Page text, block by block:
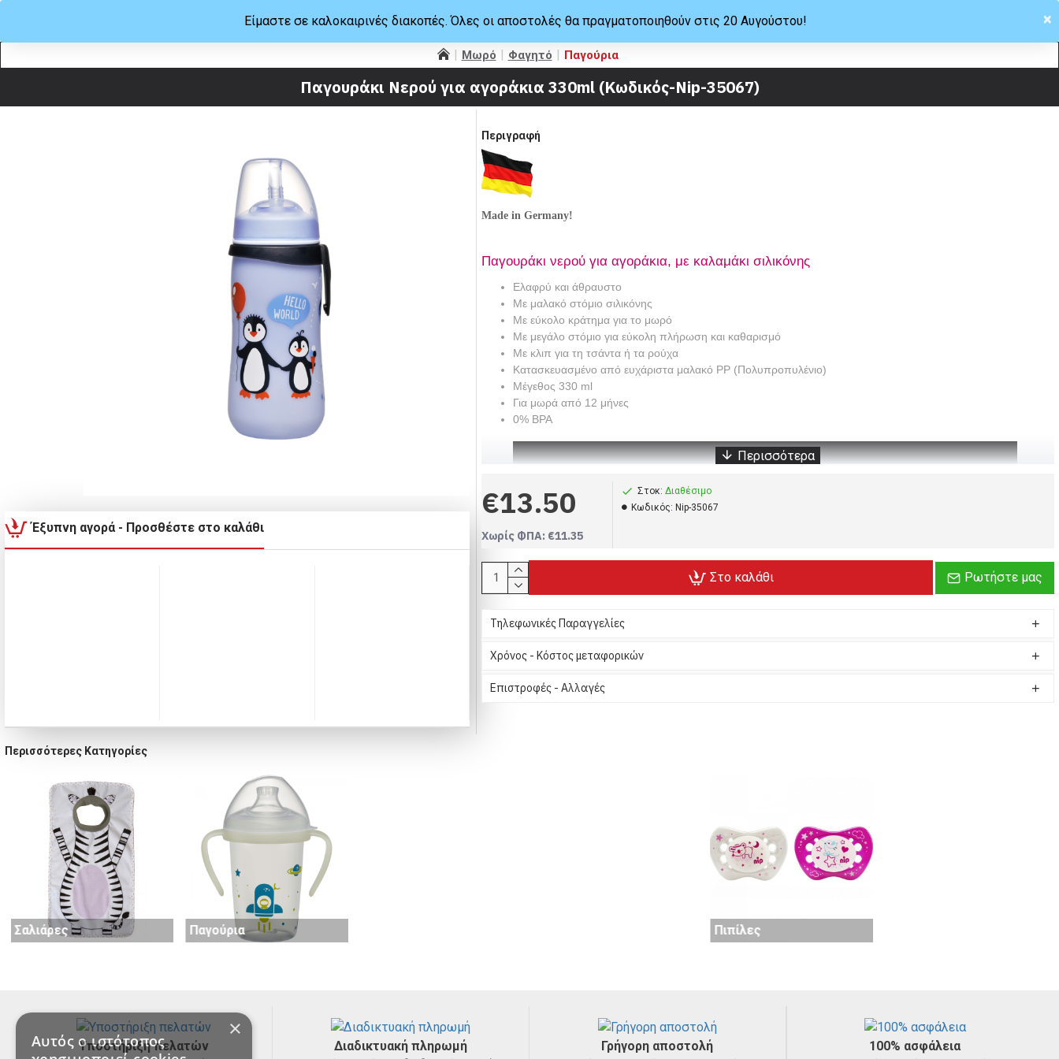
Μωρό Φαγητό Παγούρια
Παγουράκι Νερού για αγοράκια 330ml (Κωδικός-Nip-35067)
Έξυπνη αγορά - Προσθέστε στο καλάθι
Green
Περιγραφή
Made in Germany!
Παγουράκι νερού για αγοράκια, με καλαμάκι σιλικόνης
Ελαφρύ και άθραυστο
Με μαλακό στόμιο σιλικόνης
Με εύκολο κράτημα για το μωρό
Με μεγάλο στόμιο για εύκολη πλήρωση και καθαρισμό
Με κλιπ για τη τσάντα ή τα ρούχα
Κατασκευασμένο από ευχάριστα μαλακό PP (Πολυπροπυλένιο)
Μέγεθος 330 ml
Για μωρά από 12 μήνες
0% BPA
€13.50
Χωρίς ΦΠΑ: €11.35
Στοκ: Διαθέσιμο
Kωδικός: Nip-35067
Στο καλάθι Ρωτήστε μας
Τηλεφωνικές Παραγγελίες
Χρόνος - Κόστος μεταφορικών
Επιστροφές - Αλλαγές
Περισσότερες Κατηγορίες
Σαλιάρες Παγούρια Πιπίλες
Υποστήριξη πελατών Διαδικτυακή πληρωμή Γρήγορη αποστολή 100% ασφάλεια
×
Αυτός ο ιστότοπος
×
Είμαστε σε καλοκαιρινές διακοπές. Όλες οι αποστολές θα πραγματοποιηθούν στις 20 Αυγούστου!